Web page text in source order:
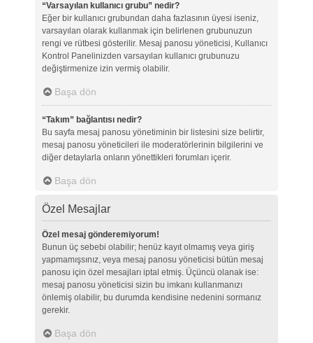
“Varsayılan kullanıcı grubu” nedir?
Eğer bir kullanıcı grubundan daha fazlasının üyesi iseniz,
varsayılan olarak kullanmak için belirlenen grubunuzun
rengi ve rütbesi gösterilir. Mesaj panosu yöneticisi, Kullanıcı
Kontrol Panelinizden varsayılan kullanıcı grubunuzu
değiştirmenize izin vermiş olabilir.
Başa dön
“Takım” bağlantısı nedir?
Bu sayfa mesaj panosu yönetiminin bir listesini size belirtir,
mesaj panosu yöneticileri ile moderatörlerinin bilgilerini ve
diğer detaylarla onların yönettikleri forumları içerir.
Başa dön
Özel Mesajlar
Özel mesaj gönderemiyorum!
Bunun üç sebebi olabilir; henüz kayıt olmamış veya giriş
yapmamışsınız, veya mesaj panosu yöneticisi bütün mesaj
panosu için özel mesajları iptal etmiş. Üçüncü olanak ise:
mesaj panosu yöneticisi sizin bu imkanı kullanmanızı
önlemiş olabilir, bu durumda kendisine nedenini sormanız
gerekir.
Başa dön